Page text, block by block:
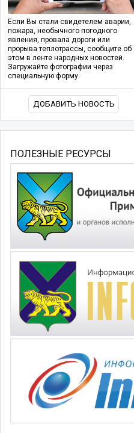
Если Вы стали свидетелем аварии,
пожара, необычного погодного
явления, провала дороги или
прорыва теплотрассы, сообщите об
этом в ленте народных новостей.
Загружайте фотографии через
специальную форму.
ДОБАВИТЬ НОВОСТЬ
ПОЛЕЗНЫЕ РЕСУРСЫ